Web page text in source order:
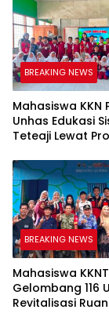
Adaptif
BREAKING NEWS
Mahasiswa KKN
Unhas Edukasi
Teteaji Lewat
Keberanian
BREAKING NEWS
Mahasiswa
Gelombang 116
Revitalisasi